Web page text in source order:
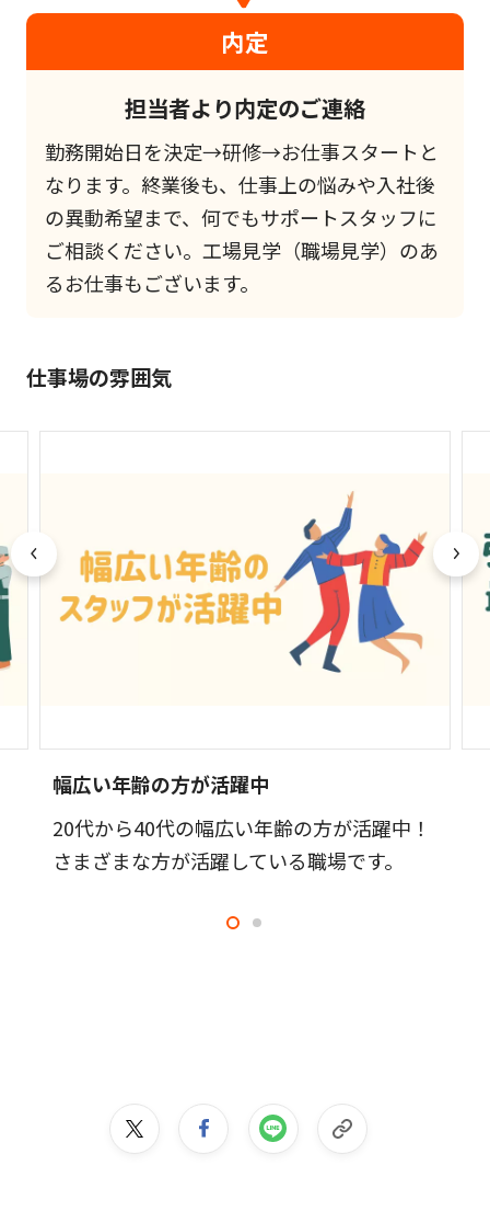
内定
担当者より内定のご連絡
勤務開始日を決定→研修→お仕事スタートと
なります。終業後も、仕事上の悩みや入社後
の異動希望まで、何でもサポートスタッフに
ご相談ください。工場見学（職場見学）のあ
るお仕事もございます。
仕事場の雰囲気
幅広い年齢の方が活躍中
20代から40代の幅広い年齢の方が活躍中！
さまざまな方が活躍している職場です。